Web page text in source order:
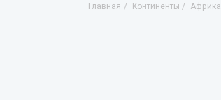
Главная Континенты Африка